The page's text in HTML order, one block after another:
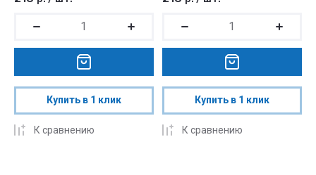
Купить в 1 клик
К сравнению
Купить в 1 клик
К сравнению